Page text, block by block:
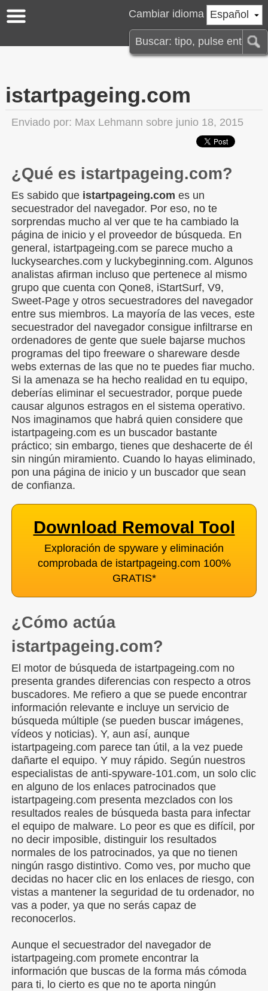
Español
Cambiar idioma
istartpageing.com
Enviado por: Max Lehmann sobre junio 18, 2015
¿Qué es istartpageing.com?
Es sabido que istartpageing.com es un
secuestrador del navegador. Por eso, no te
sorprendas mucho al ver que te ha cambiado la
página de inicio y el proveedor de búsqueda. En
general, istartpageing.com se parece mucho a
luckysearches.com y luckybeginning.com. Algunos
analistas afirman incluso que pertenece al mismo
grupo que cuenta con Qone8, iStartSurf, V9,
Sweet-Page y otros secuestradores del navegador
entre sus miembros. La mayoría de las veces, este
secuestrador del navegador consigue infiltrarse en
ordenadores de gente que suele bajarse muchos
programas del tipo freeware o shareware desde
webs externas de las que no te puedes fiar mucho.
Si la amenaza se ha hecho realidad en tu equipo,
deberías eliminar el secuestrador, porque puede
causar algunos estragos en el sistema operativo.
Nos imaginamos que habrá quien considere que
istartpageing.com es un buscador bastante
práctico; sin embargo, tienes que deshacerte de él
sin ningún miramiento. Cuando lo hayas eliminado,
pon una página de inicio y un buscador que sean
de confianza.
Download Removal Tool
Exploración de spyware y eliminación
comprobada de istartpageing.com 100%
GRATIS*
¿Cómo actúa
istartpageing.com?
El motor de búsqueda de istartpageing.com no
presenta grandes diferencias con respecto a otros
buscadores. Me refiero a que se puede encontrar
información relevante e incluye un servicio de
búsqueda múltiple (se pueden buscar imágenes,
vídeos y noticias). Y, aun así, aunque
istartpageing.com parece tan útil, a la vez puede
dañarte el equipo. Y muy rápido. Según nuestros
especialistas de anti-spyware-101.com, un solo clic
en alguno de los enlaces patrocinados que
istartpageing.com presenta mezclados con los
resultados reales de búsqueda basta para infectar
el equipo de malware. Lo peor es que es difícil, por
no decir imposible, distinguir los resultados
normales de los patrocinados, ya que no tienen
ningún rasgo distintivo. Como ves, por mucho que
decidas no hacer clic en los enlaces de riesgo, con
vistas a mantener la seguridad de tu ordenador, no
vas a poder, ya que no serás capaz de
reconocerlos.
Aunque el secuestrador del navegador de
istartpageing.com promete encontrar la
información que buscas de la forma más cómoda
para ti, lo cierto es que no te aporta ningún